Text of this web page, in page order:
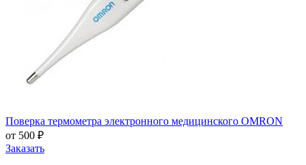
Поверка термометра электронного медицинского OMRON
от 500 ₽
Заказать